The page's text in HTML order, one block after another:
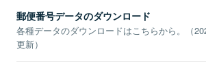
郵便番号データのダウンロード
各種データのダウンロードはこちらから。（
更新）